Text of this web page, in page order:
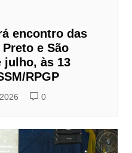
encontro das
e São
julho, às 13
RPGP
0